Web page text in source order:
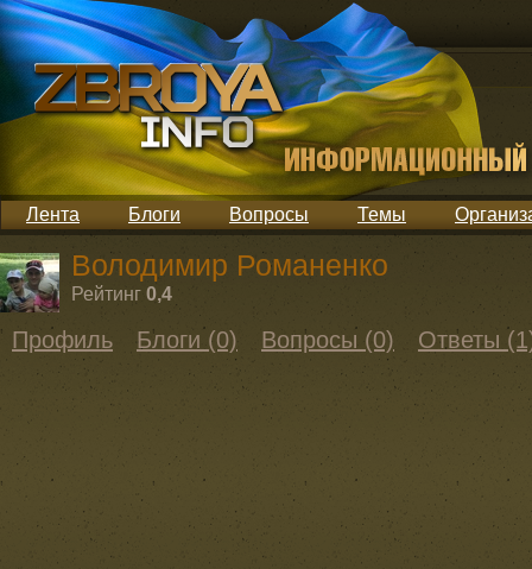
Лента Блоги Вопросы Темы
Володимир Романенко
Рейтинг 0,4
Профиль Блоги (0) Вопросы (0) Ответы